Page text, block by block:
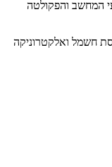
המחשב והפקולטה
חשמל ואלקטרוניקה